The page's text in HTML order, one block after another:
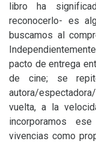
libro ha
reconocerlo- es
buscamos al
pacto de entrega
de cine; se
autora/
vuelta, a la
incorporamos
vivencias como